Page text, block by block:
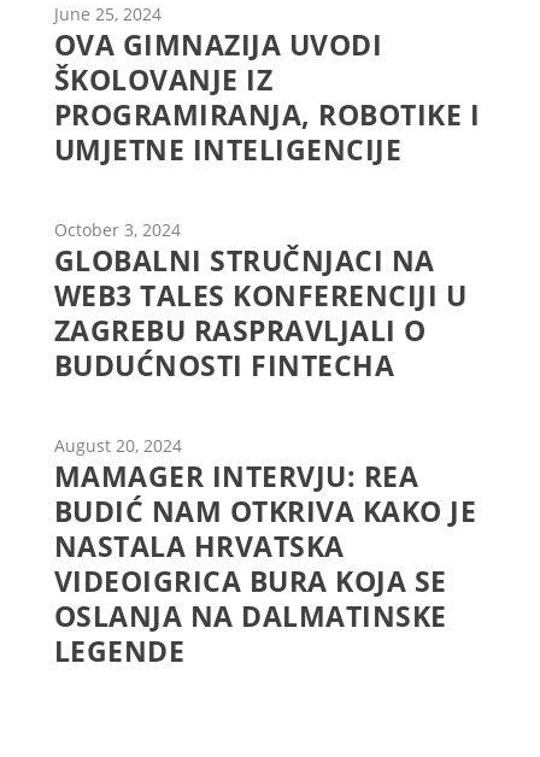
June 25, 2024
OVA GIMNAZIJA UVODI
ŠKOLOVANJE IZ
PROGRAMIRANJA, ROBOTIKE I
UMJETNE INTELIGENCIJE
October 3, 2024
GLOBALNI STRUČNJACI NA
WEB3 TALES KONFERENCIJI U
ZAGREBU RASPRAVLJALI O
BUDUĆNOSTI FINTECHA
August 20, 2024
MAMAGER INTERVJU: REA
BUDIĆ NAM OTKRIVA KAKO JE
NASTALA HRVATSKA
VIDEOIGRICA BURA KOJA SE
OSLANJA NA DALMATINSKE
LEGENDE